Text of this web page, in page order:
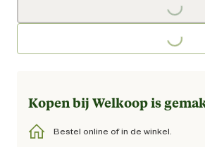
Kopen bij Welkoop is
Bestel online of in de winkel.